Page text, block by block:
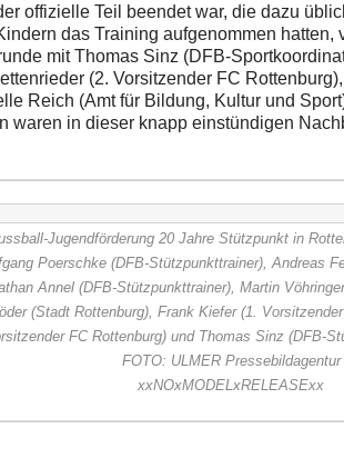
offizielle Teil beendet war, die dazu
das Training aufgenommen hatten,
mit Thomas Sinz (DFB-
(2. Vorsitzender FC
Reich (Amt für Bildung, Kultur und
waren in dieser knapp einstündigen
Jugendförderung 20 Jahre Stützpunkt in
Poerschke (DFB-Stützpunkttrainer), Andreas
Annel (DFB-Stützpunkttrainer), Martin
(Stadt Rottenburg), Frank Kiefer (1.
FC Rottenburg) und Thomas Sinz (DFB-
FOTO: ULMER Pressebildagentur
xxNOxMODELxRELEASExx